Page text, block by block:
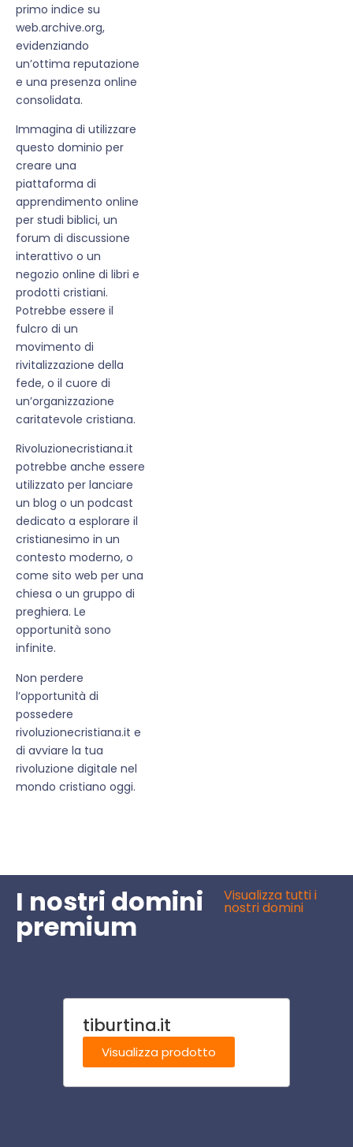
primo indice su
web.archive.org,
evidenziando
un’ottima reputazione
e una presenza online
consolidata.
Immagina di utilizzare
questo dominio per
creare una
piattaforma di
apprendimento online
per studi biblici, un
forum di discussione
interattivo o un
negozio online di libri e
prodotti cristiani.
Potrebbe essere il
fulcro di un
movimento di
rivitalizzazione della
fede, o il cuore di
un’organizzazione
caritatevole cristiana.
Rivoluzionecristiana.it
potrebbe anche essere
utilizzato per lanciare
un blog o un podcast
dedicato a esplorare il
cristianesimo in un
contesto moderno, o
come sito web per una
chiesa o un gruppo di
preghiera. Le
opportunità sono
infinite.
Non perdere
l’opportunità di
possedere
rivoluzionecristiana.it e
di avviare la tua
rivoluzione digitale nel
mondo cristiano oggi.
I nostri domini
premium
Visualizza tutti i
nostri domini
tiburtina.it
Visualizza prodotto